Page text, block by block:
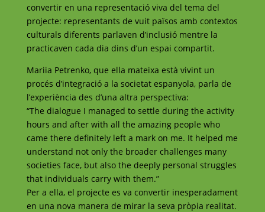
convertir en una representació viva del tema del
projecte: representants de vuit països amb contextos
culturals diferents parlaven d’inclusió mentre la
practicaven cada dia dins d’un espai compartit.
Mariia Petrenko, que ella mateixa està vivint un
procés d’integració a la societat espanyola, parla de
l’experiència des d’una altra perspectiva:
“The dialogue I managed to settle during the activity
hours and after with all the amazing people who
came there definitely left a mark on me. It helped me
understand not only the broader challenges many
societies face, but also the deeply personal struggles
that individuals carry with them.”
Per a ella, el projecte es va convertir inesperadament
en una nova manera de mirar la seva pròpia realitat.